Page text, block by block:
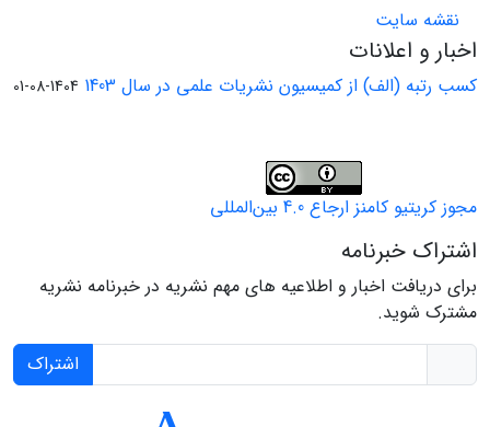
نقشه سایت
اخبار و اعلانات
کسب رتبه (الف) از کمیسیون نشریات علمی در سال 1403 1404-08-01
مجوز کریتیو کامنز ارجاع 4.0 بین‌المللی
اشتراک خبرنامه
برای دریافت اخبار و اطلاعیه های مهم نشریه در خبرنامه نشریه
مشترک شوید.
اشتراک